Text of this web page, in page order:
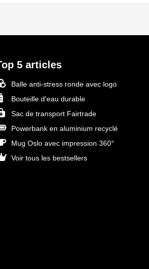
5 articles
Balle anti-stress ronde avec logo
Bouteille d'eau durable
Sac de transport Fairtrade
Powerbank en aluminium recyclé
Mug Oslo avec impression 360°
Voir tous les bestsellers